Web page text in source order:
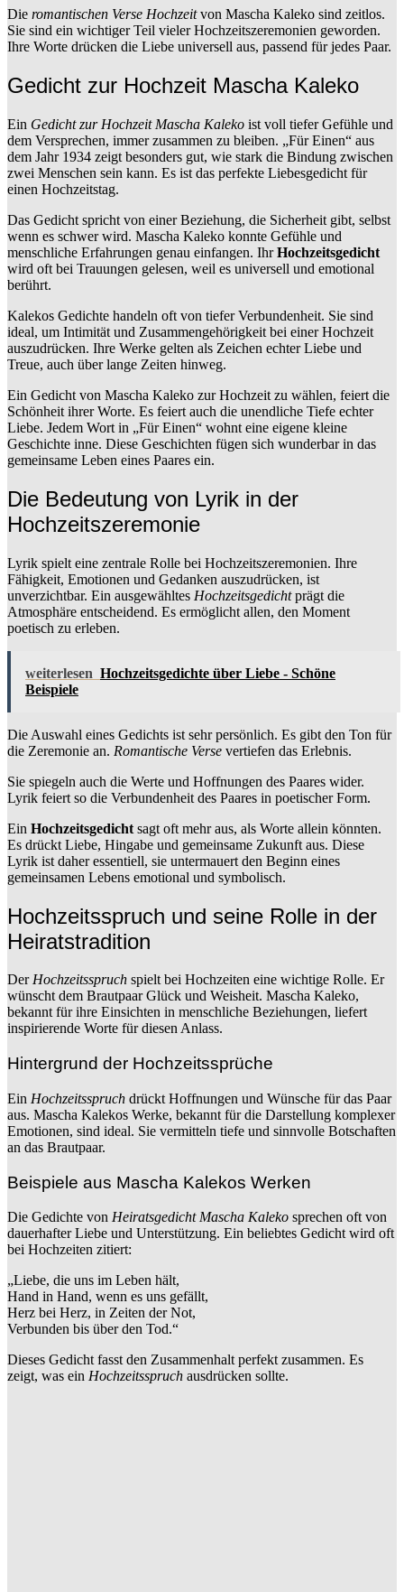
Die romantischen Verse Hochzeitvon Mascha Kaleko sind zeitlos.
Sie sind ein wichtiger Teil vieler Hochzeitszeremonien geworden.
Ihre Worte drücken die Liebe universell aus, passend für jedes Paar.
Gedicht zur Hochzeit Mascha Kaleko
Ein Gedicht zur Hochzeit Mascha Kaleko ist voll tiefer Gefühle und
dem Versprechen, immer zusammen zu bleiben. „Für Einen“ aus
dem Jahr 1934 zeigt besonders gut, wie stark die Bindung zwischen
zwei Menschen sein kann. Es ist das perfekte Liebesgedicht für
einen Hochzeitstag.
Das Gedicht spricht von einer Beziehung, die Sicherheit gibt, selbst
wenn es schwer wird. Mascha Kaleko konnte Gefühle und
menschliche Erfahrungen genau einfangen. IhrHochzeitsgedicht
wird oft bei Trauungen gelesen, weil es universell und emotional
berührt.
Kalekos Gedichte handeln oft von tiefer Verbundenheit. Sie sind
ideal, um Intimität und Zusammengehörigkeit bei einer Hochzeit
auszudrücken. Ihre Werke gelten als Zeichen echter Liebe und
Treue, auch über lange Zeiten hinweg.
Ein Gedicht von Mascha Kaleko zur Hochzeit zu wählen, feiert die
Schönheit ihrer Worte. Es feiert auch die unendliche Tiefe echter
Liebe. Jedem Wort in „Für Einen“ wohnt eine eigene kleine
Geschichte inne. Diese Geschichten fügen sich wunderbar in das
gemeinsame Leben eines Paares ein.
Die Bedeutung von Lyrik in der
Hochzeitszeremonie
Lyrik spielt eine zentrale Rolle bei Hochzeitszeremonien. Ihre
Fähigkeit, Emotionen und Gedanken auszudrücken, ist
unverzichtbar. Ein ausgewähltes Hochzeitsgedichtprägt die
Atmosphäre entscheidend. Es ermöglicht allen, den Moment
poetisch zu erleben.
weiterlesen Hochzeitsgedichte über Liebe - Schöne
Beispiele
Die Auswahl eines Gedichts ist sehr persönlich. Es gibt den Ton für
die Zeremonie an. Romantische Verse vertiefen das Erlebnis.
Sie spiegeln auch die Werte und Hoffnungen des Paares wider.
Lyrik feiert so die Verbundenheit des Paares in poetischer Form.
Ein Hochzeitsgedicht sagt oft mehr aus, als Worte allein könnten.
Es drückt Liebe, Hingabe und gemeinsame Zukunft aus. Diese
Lyrik ist daher essentiell, sie untermauert den Beginn eines
gemeinsamen Lebens emotional und symbolisch.
Hochzeitsspruch und seine Rolle in der
Heiratstradition
DerHochzeitsspruch spielt bei Hochzeiten eine wichtige Rolle. Er
wünscht dem Brautpaar Glück und Weisheit. Mascha Kaleko,
bekannt für ihre Einsichten in menschliche Beziehungen, liefert
inspirierende Worte für diesen Anlass.
Hintergrund der Hochzeitssprüche
Ein Hochzeitsspruch drückt Hoffnungen und Wünsche für das Paar
aus. Mascha Kalekos Werke, bekannt für die Darstellung komplexer
Emotionen, sind ideal. Sie vermitteln tiefe und sinnvolle Botschaften
an das Brautpaar.
Beispiele aus Mascha Kalekos Werken
Die Gedichte von Heiratsgedicht Mascha Kaleko sprechen oft von
dauerhafter Liebe und Unterstützung. Ein beliebtes Gedicht wird oft
bei Hochzeiten zitiert:
„Liebe, die uns im Leben hält,
Hand in Hand, wenn es uns gefällt,
Herz bei Herz, in Zeiten der Not,
Verbunden bis über den Tod.“
Dieses Gedicht fasst den Zusammenhalt perfekt zusammen. Es
zeigt, was ein Hochzeitsspruch ausdrücken sollte.